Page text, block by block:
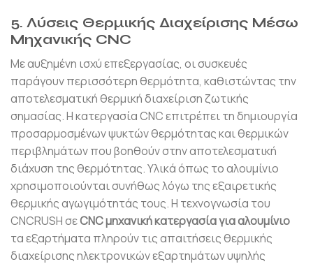
5. Λύσεις Θερμικής Διαχείρισης Μέσω
Μηχανικής CNC
Με αυξημένη ισχύ επεξεργασίας, οι συσκευές
παράγουν περισσότερη θερμότητα, καθιστώντας την
αποτελεσματική θερμική διαχείριση ζωτικής
σημασίας. Η κατεργασία CNC επιτρέπει τη δημιουργία
προσαρμοσμένων ψυκτών θερμότητας και θερμικών
περιβλημάτων που βοηθούν στην αποτελεσματική
διάχυση της θερμότητας. Υλικά όπως το αλουμίνιο
χρησιμοποιούνται συνήθως λόγω της εξαιρετικής
θερμικής αγωγιμότητάς τους. Η τεχνογνωσία του
CNCRUSH σεCNC μηχανική κατεργασία για αλουμίνιο
τα εξαρτήματα πληρούν τις απαιτήσεις θερμικής
διαχείρισης ηλεκτρονικών εξαρτημάτων υψηλής